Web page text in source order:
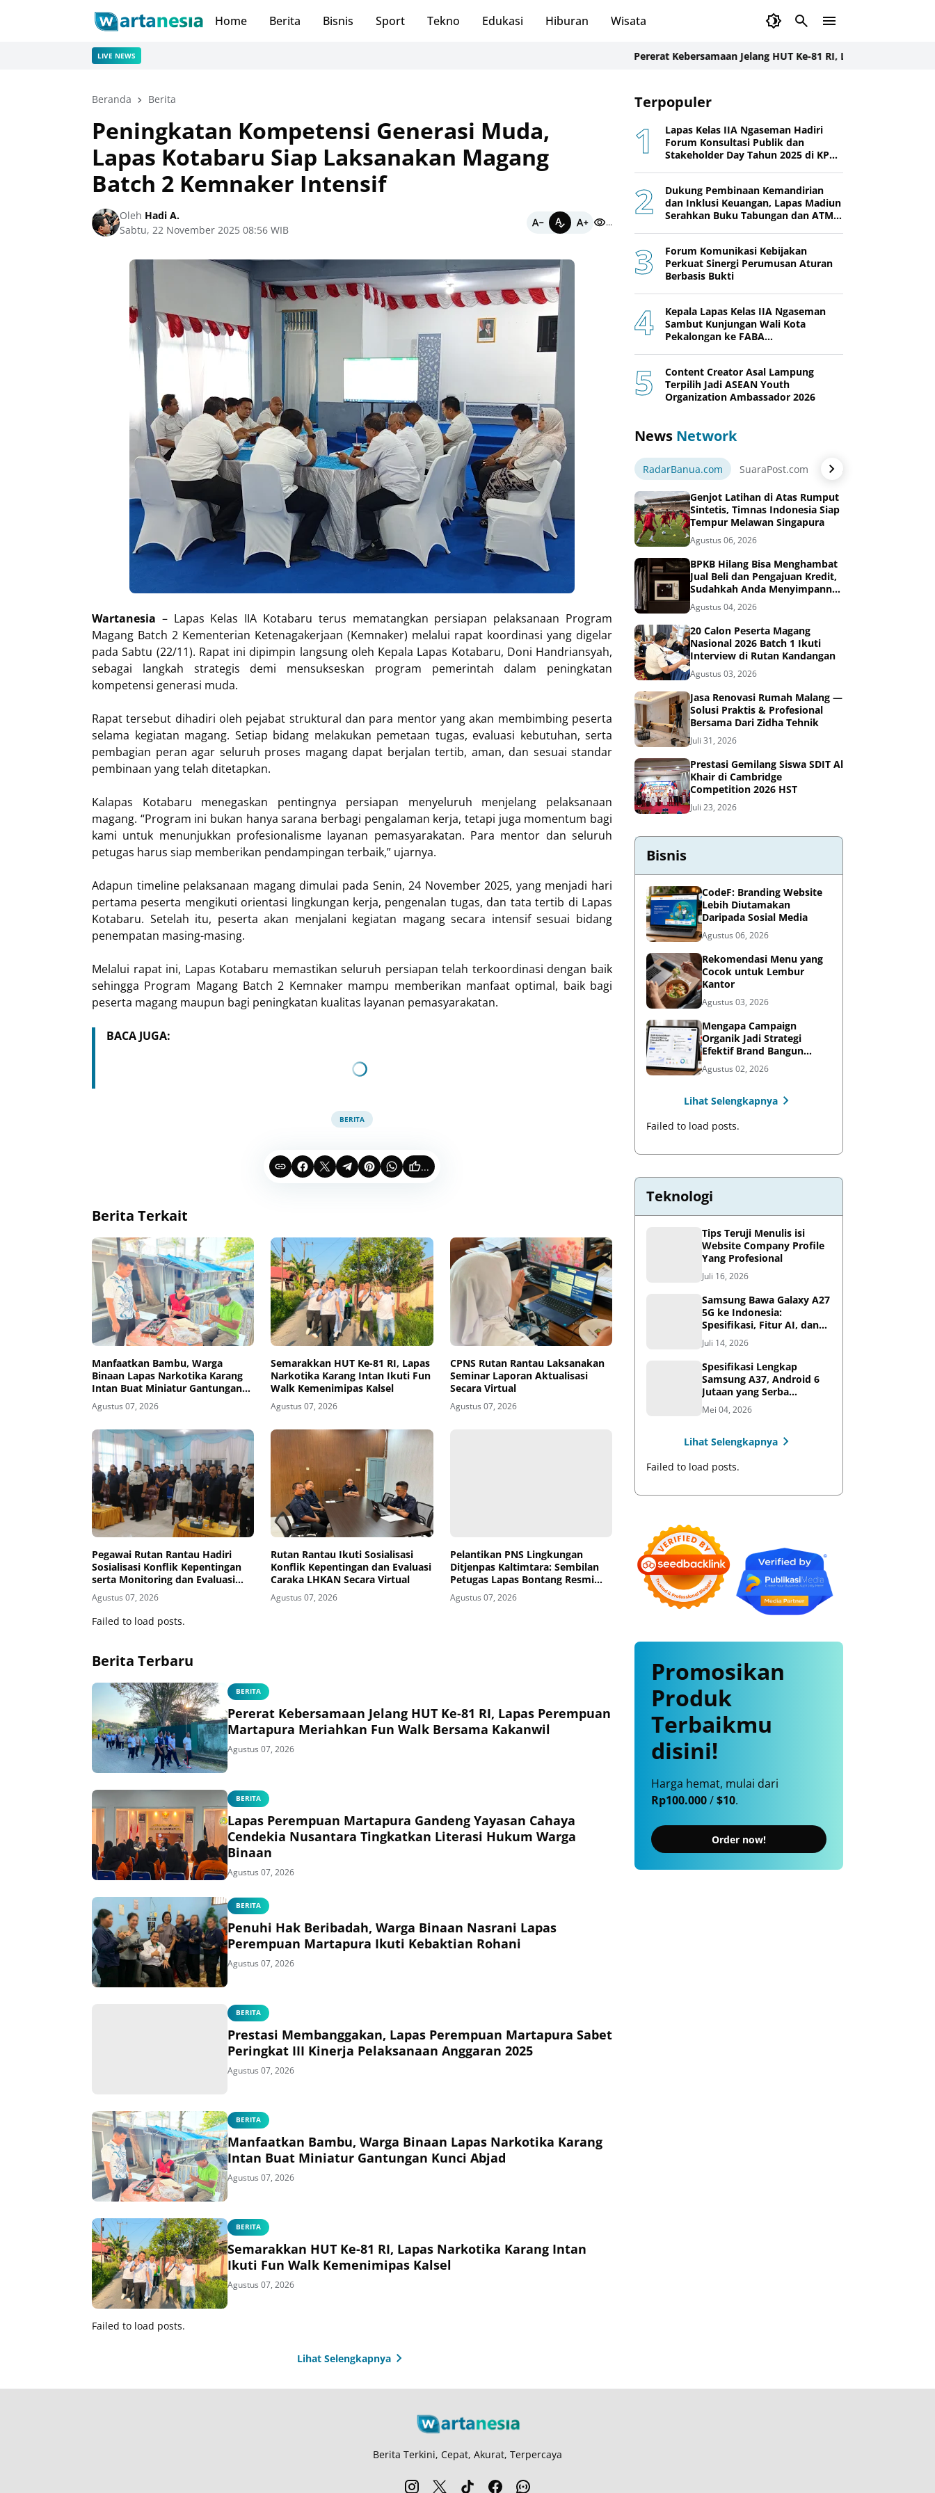
Home Berita Bisnis Sport Tekno Edukasi Hiburan Wisata
LIVE NEWS Pererat Kebersamaan Jelang HUT Ke-81 RI, Lapas Perempuan
Beranda Berita
Peningkatan Kompetensi Generasi Muda,
Lapas Kotabaru Siap Laksanakan Magang
Batch 2 Kemnaker Intensif
Oleh Hadi A.
Sabtu, 22 November 2025 08:56 WIB
...
Wartanesia – Lapas Kelas IIA Kotabaru terus mematangkan persiapan pelaksanaan Program
Magang Batch 2 Kementerian Ketenagakerjaan (Kemnaker) melalui rapat koordinasi yang digelar
pada Sabtu (22/11). Rapat ini dipimpin langsung oleh Kepala Lapas Kotabaru, Doni Handriansyah,
sebagai langkah strategis demi mensukseskan program pemerintah dalam peningkatan
kompetensi generasi muda.
Rapat tersebut dihadiri oleh pejabat struktural dan para mentor yang akan membimbing peserta
selama kegiatan magang. Setiap bidang melakukan pemetaan tugas, evaluasi kebutuhan, serta
pembagian peran agar seluruh proses magang dapat berjalan tertib, aman, dan sesuai standar
pembinaan yang telah ditetapkan.
Kalapas Kotabaru menegaskan pentingnya persiapan menyeluruh menjelang pelaksanaan
magang. “Program ini bukan hanya sarana berbagi pengalaman kerja, tetapi juga momentum bagi
kami untuk menunjukkan profesionalisme layanan pemasyarakatan. Para mentor dan seluruh
petugas harus siap memberikan pendampingan terbaik,” ujarnya.
Adapun timeline pelaksanaan magang dimulai pada Senin, 24 November 2025, yang menjadi hari
pertama peserta mengikuti orientasi lingkungan kerja, pengenalan tugas, dan tata tertib di Lapas
Kotabaru. Setelah itu, peserta akan menjalani kegiatan magang secara intensif sesuai bidang
penempatan masing-masing.
Melalui rapat ini, Lapas Kotabaru memastikan seluruh persiapan telah terkoordinasi dengan baik
sehingga Program Magang Batch 2 Kemnaker mampu memberikan manfaat optimal, baik bagi
peserta magang maupun bagi peningkatan kualitas layanan pemasyarakatan.
BACA JUGA:
BERITA
...
Berita Terkait
Manfaatkan Bambu, Warga
Binaan Lapas Narkotika Karang
Intan Buat Miniatur Gantungan
Kunci Abjad
Agustus 07, 2026
Semarakkan HUT Ke-81 RI, Lapas
Narkotika Karang Intan Ikuti Fun
Walk Kemenimipas Kalsel
Agustus 07, 2026
CPNS Rutan Rantau Laksanakan
Seminar Laporan Aktualisasi
Secara Virtual
Agustus 07, 2026
Pegawai Rutan Rantau Hadiri
Sosialisasi Konflik Kepentingan
serta Monitoring dan Evaluasi
Caraka LHKAN di Kanwil
Ditjenpas Kalsel
Agustus 07, 2026
Rutan Rantau Ikuti Sosialisasi
Konflik Kepentingan dan Evaluasi
Caraka LHKAN Secara Virtual
Agustus 07, 2026
Pelantikan PNS Lingkungan
Ditjenpas Kaltimtara: Sembilan
Petugas Lapas Bontang Resmi
Diangkat
Agustus 07, 2026
Failed to load posts.
Berita Terbaru
BERITA
Pererat Kebersamaan Jelang HUT Ke-81 RI, Lapas Perempuan
Martapura Meriahkan Fun Walk Bersama Kakanwil
Agustus 07, 2026
BERITA
Lapas Perempuan Martapura Gandeng Yayasan Cahaya
Cendekia Nusantara Tingkatkan Literasi Hukum Warga
Binaan
Agustus 07, 2026
BERITA
Penuhi Hak Beribadah, Warga Binaan Nasrani Lapas
Perempuan Martapura Ikuti Kebaktian Rohani
Agustus 07, 2026
BERITA
Prestasi Membanggakan, Lapas Perempuan Martapura Sabet
Peringkat III Kinerja Pelaksanaan Anggaran 2025
Agustus 07, 2026
BERITA
Manfaatkan Bambu, Warga Binaan Lapas Narkotika Karang
Intan Buat Miniatur Gantungan Kunci Abjad
Agustus 07, 2026
BERITA
Semarakkan HUT Ke-81 RI, Lapas Narkotika Karang Intan
Ikuti Fun Walk Kemenimipas Kalsel
Agustus 07, 2026
Failed to load posts.
Lihat Selengkapnya
Terpopuler
Lapas Kelas IIA Ngaseman Hadiri
Forum Konsultasi Publik dan
Stakeholder Day Tahun 2025 di KPPN
Dukung Pembinaan Kemandirian
dan Inklusi Keuangan, Lapas Madiun
Serahkan Buku Tabungan dan ATM
Forum Komunikasi Kebijakan
Perkuat Sinergi Perumusan Aturan
Berbasis Bukti
Kepala Lapas Kelas IIA Ngaseman
Sambut Kunjungan Wali Kota
Pekalongan ke FABA
Content Creator Asal Lampung
Terpilih Jadi ASEAN Youth
Organization Ambassador 2026
News Network
RadarBanua.com SuaraPost.com NarasiNews.com
Genjot Latihan di Atas Rumput
Sintetis, Timnas Indonesia Siap
Tempur Melawan Singapura
Agustus 06, 2026
BPKB Hilang Bisa Menghambat
Jual Beli dan Pengajuan Kredit,
Sudahkah Anda Menyimpannya
di Brankas BPKB?
Agustus 04, 2026
20 Calon Peserta Magang
Nasional 2026 Batch 1 Ikuti
Interview di Rutan Kandangan
Agustus 03, 2026
Jasa Renovasi Rumah Malang —
Solusi Praktis & Profesional
Bersama Dari Zidha Tehnik
Juli 31, 2026
Prestasi Gemilang Siswa SDIT Al
Khair di Cambridge
Competition 2026 HST
Juli 23, 2026
Bisnis
CodeF: Branding Website
Lebih Diutamakan
Daripada Sosial Media
Agustus 06, 2026
Rekomendasi Menu yang
Cocok untuk Lembur
Kantor
Agustus 03, 2026
Mengapa Campaign
Organik Jadi Strategi
Efektif Brand Bangun
Awareness di Media Sosial
Agustus 02, 2026
Lihat Selengkapnya
Failed to load posts.
Teknologi
Tips Teruji Menulis isi
Website Company Profile
Yang Profesional
Juli 16, 2026
Samsung Bawa Galaxy A27
5G ke Indonesia:
Spesifikasi, Fitur AI, dan
Harga Resmi
Juli 14, 2026
Spesifikasi Lengkap
Samsung A37, Android 6
Jutaan yang Serba
Lengkap
Mei 04, 2026
Lihat Selengkapnya
Failed to load posts.
Promosikan
Produk
Terbaikmu
disini!
Harga hemat, mulai dari
Rp100.000/$10.
Order now!
Berita Terkini, Cepat, Akurat, Terpercaya